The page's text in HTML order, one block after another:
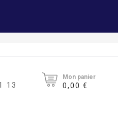
13
Mon panier
0,00 €